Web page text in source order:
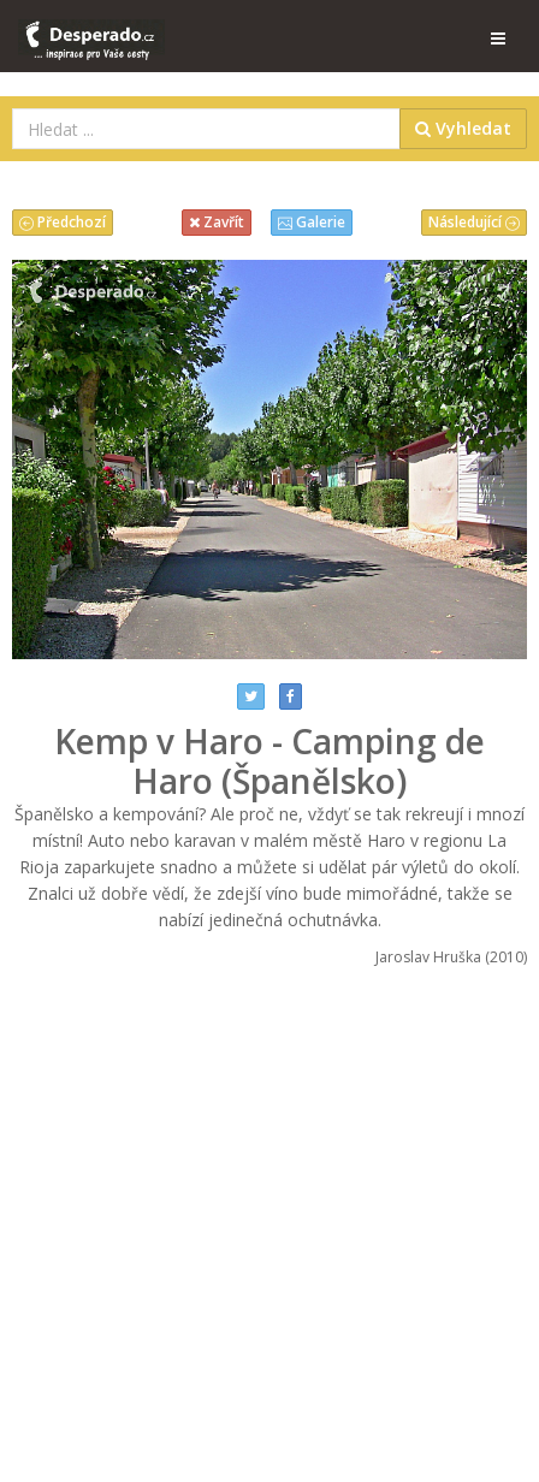
Vyhledat
Následující
Předchozí Zavřít Galerie
Kemp v Haro - Camping de
Haro (Španělsko)
Španělsko a kempování? Ale proč ne, vždyť se tak rekreují i mnozí
místní! Auto nebo karavan v malém městě Haro v regionu La
Rioja zaparkujete snadno a můžete si udělat pár výletů do okolí.
Znalci už dobře vědí, že zdejší víno bude mimořádné, takže se
nabízí jedinečná ochutnávka.
Jaroslav Hruška (2010)